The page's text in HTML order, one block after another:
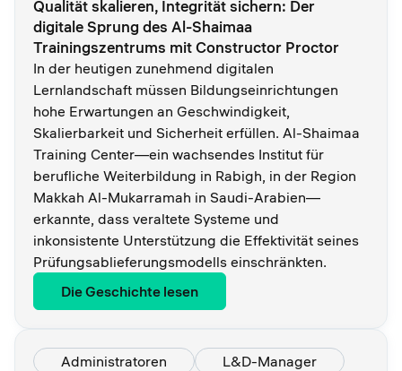
Qualität skalieren, Integrität sichern: Der
digitale Sprung des Al-Shaimaa
Trainingszentrums mit Constructor Proctor
In der heutigen zunehmend digitalen
Lernlandschaft müssen Bildungseinrichtungen
hohe Erwartungen an Geschwindigkeit,
Skalierbarkeit und Sicherheit erfüllen. Al-Shaimaa
Training Center—ein wachsendes Institut für
berufliche Weiterbildung in Rabigh, in der Region
Makkah Al-Mukarramah in Saudi-Arabien—
erkannte, dass veraltete Systeme und
inkonsistente Unterstützung die Effektivität seines
Prüfungsablieferungsmodells einschränkten.
Die Geschichte lesen
Administratoren L&D-Manager